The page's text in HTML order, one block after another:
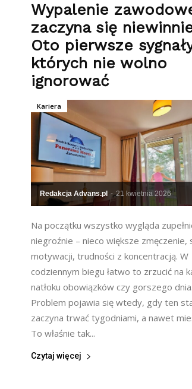
Wypalenie
zaczyna się
Oto pierwsze
których nie wolno
ignorować
Redakcja Advans.pl - 21 kwietnia 2026
Kariera
Na początku wszystko wygląda
niegroźnie – nieco większe zmęczenie,
motywacji, trudności z koncentracją. W
codziennym biegu łatwo to zrzucić na
natłoku obowiązków czy gorszego dnia.
Problem pojawia się wtedy, gdy ten
zaczyna trwać tygodniami, a nawet
To właśnie tak...
Czytaj więcej